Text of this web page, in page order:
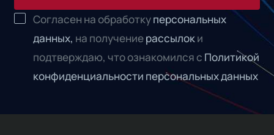
Согласен на обработкуперсональных
данных, на получениерассылоки
подтверждаю, что ознакомился с Политикой
конфиденциальности персональных данных